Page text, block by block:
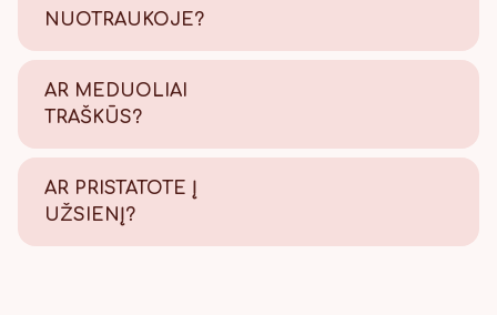
NUOTRAUKOJE?
Tikrai taip! Viską atliekame
užtikriname kokybę.
AR MEDUOLIAI
TRAŠKŪS?
Tikrai traškūs - nes švieži!
AR PRISTATOTE Į
UŽSIENĮ?
Taip, pristatome, Lietuvos